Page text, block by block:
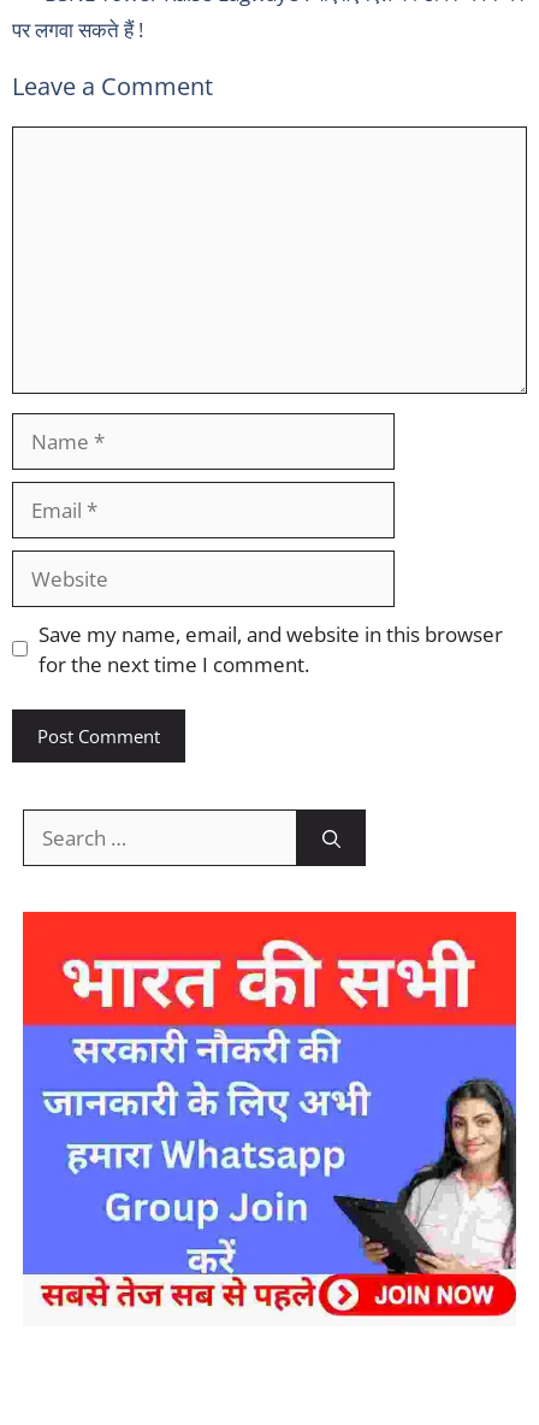
पर लगवा सकते हैं !
Leave a Comment
Website
Save my name, email, and website in this browser
for the next time I comment.
for: